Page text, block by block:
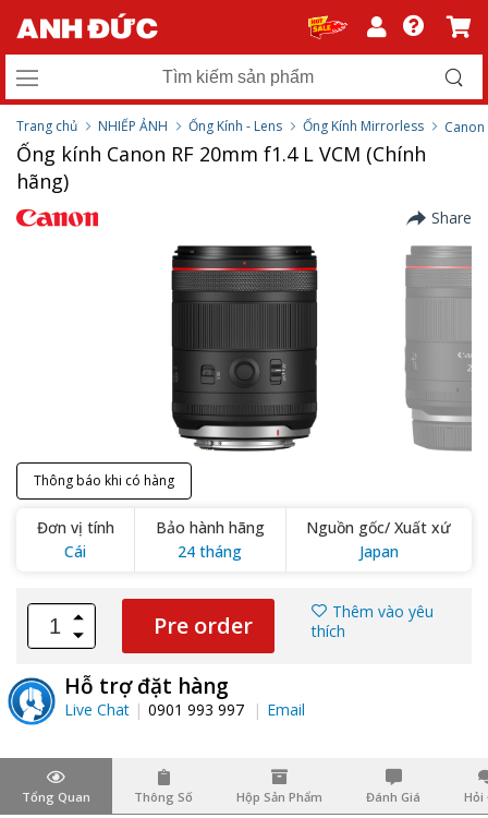
Trang chủ NHIẾP ẢNH Ống Kính - Lens Ống Kính Mirrorless Canon
Ống kính Canon RF 20mm f1.4 L VCM (Chính
hãng)
Share
Thông báo khi có hàng
Đơn vị tính
Cái
Bảo hành hãng
24 tháng
Nguồn gốc/ Xuất xứ
Japan
Pre order
Thêm vào yêu
thích
Hỗ trợ đặt hàng
Live Chat 0901 993 997 Email
Tổng Quan Thông Số Hộp Sản Phẩm Đánh Giá Hỏi